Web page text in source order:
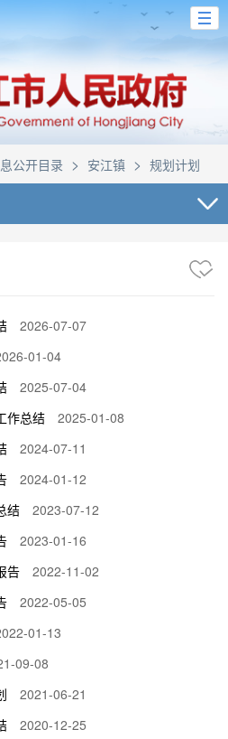
公开目录 > 安江镇 > 规划计划
2026-07-07
01-04
2025-07-04
作总结
2025-01-08
2024-07-11
2024-01-12
结
2023-07-12
2023-01-16
告
2022-11-02
2022-05-05
01-13
09-08
2021-06-21
2020-12-25